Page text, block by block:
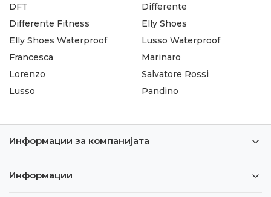
DFT
Differente Fitness
Differente
Elly Shoes
Elly Shoes Waterproof
Francesca
Lorenzo
Lusso
Lusso Waterproof
Marinaro
Salvatore Rossi
Pandino
Информации за компанијата
Информации